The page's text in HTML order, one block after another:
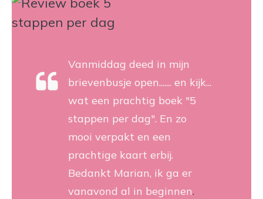
Vanmiddag deed in mijn
brievenbusje open....... en kijk...
wat een prachtig boek "5
stappen per dag". En zo
mooi verpakt en een
prachtige kaart erbij.
Bedankt Marian, ik ga er
vanavond al in beginnen.